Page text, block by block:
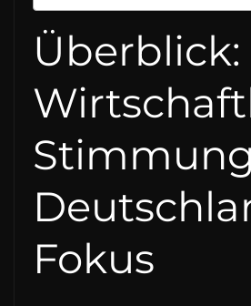
Überblick:
Fokus